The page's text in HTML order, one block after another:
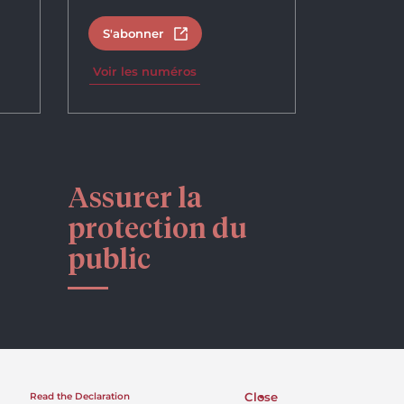
Read the Declaration Close
S'abonner Open in new tab
Voir les numéros
Assurer la
protection du
public